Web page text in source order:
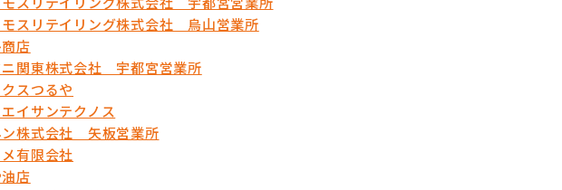
モスリテイリング株式会社 宇都宮営業所
モスリテイリング株式会社 烏山営業所
店
ニ関東株式会社 宇都宮営業所
スつるや
イサンテクノス
ン株式会社 矢板営業所
有限会社
店